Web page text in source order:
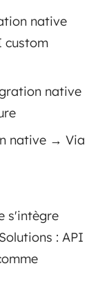
native
custom
native
native → Via
s'intègre
: API